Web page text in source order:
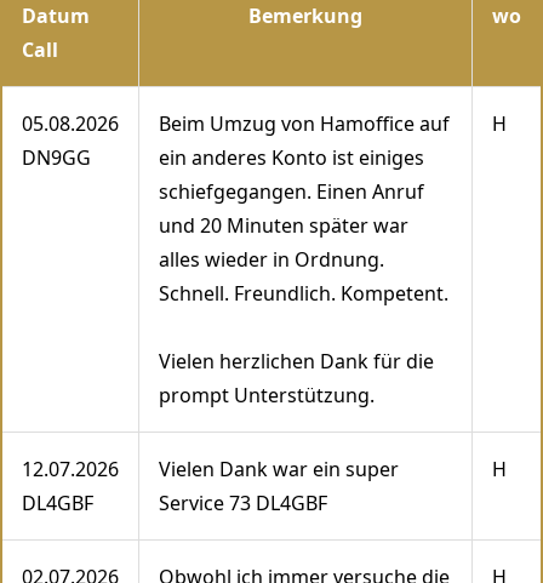
Datum
Call
Bemerkung wo
05.08.2026
DN9GG
Beim Umzug von Hamoffice auf
ein anderes Konto ist einiges
schiefgegangen. Einen Anruf
und 20 Minuten später war
alles wieder in Ordnung.
Schnell. Freundlich. Kompetent.
Vielen herzlichen Dank für die
prompt Unterstützung.
H
12.07.2026
DL4GBF
Vielen Dank war ein super
Service 73 DL4GBF
H
02.07.2026
Obwohl ich immer versuche die
H